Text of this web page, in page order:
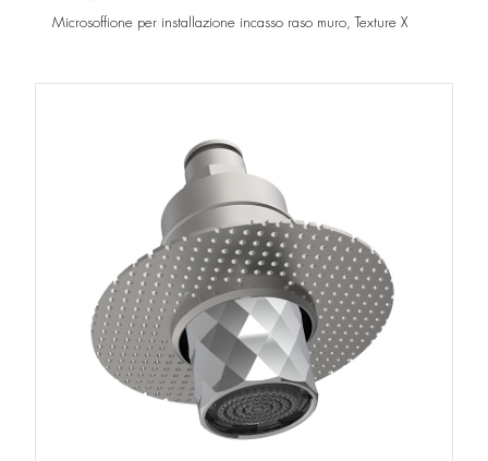
Microsoffione per installazione incasso raso muro, Texture X